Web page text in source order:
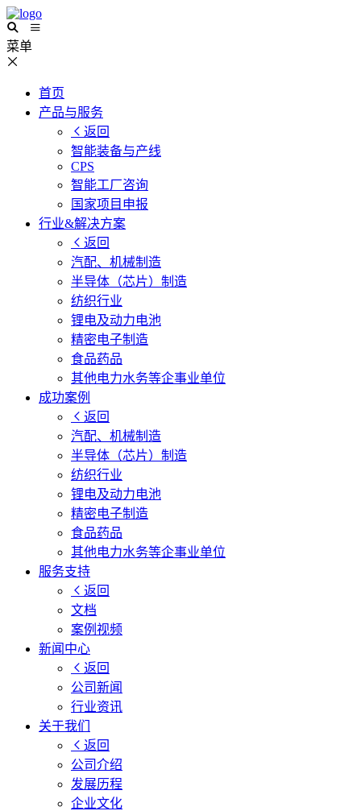
菜单
首页
产品与服务
返回
智能装备与产线
CPS
智能工厂咨询
国家项目申报
行业&解决方案
返回
汽配、机械制造
半导体（芯片）制造
纺织行业
锂电及动力电池
精密电子制造
食品药品
其他电力水务等企事业单位
成功案例
返回
汽配、机械制造
半导体（芯片）制造
纺织行业
锂电及动力电池
精密电子制造
食品药品
其他电力水务等企事业单位
服务支持
返回
文档
案例视频
新闻中心
返回
公司新闻
行业资讯
关于我们
返回
公司介绍
发展历程
企业文化